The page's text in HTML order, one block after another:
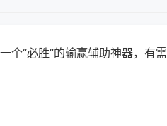
个“必胜”的输赢辅助神器，有需